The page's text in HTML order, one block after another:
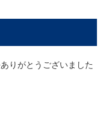
りがとうございました